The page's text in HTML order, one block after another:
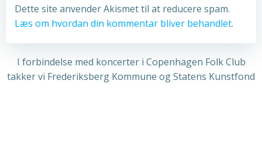
Dette site anvender Akismet til at reducere spam.
Læs om hvordan din kommentar bliver behandlet.
I forbindelse med koncerter i Copenhagen Folk Club
takker vi Frederiksberg Kommune og Statens Kunstfond